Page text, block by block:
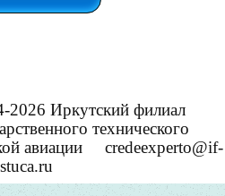
Иркутский филиал
технического
авиации
credeexperto@if-